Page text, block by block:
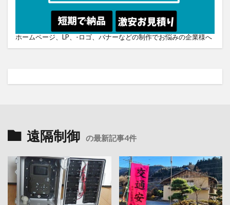
ホームページ、LP、-ロゴ、バナーなどの制作でお悩みの企業様へ
遠隔制御 の最新記事4件